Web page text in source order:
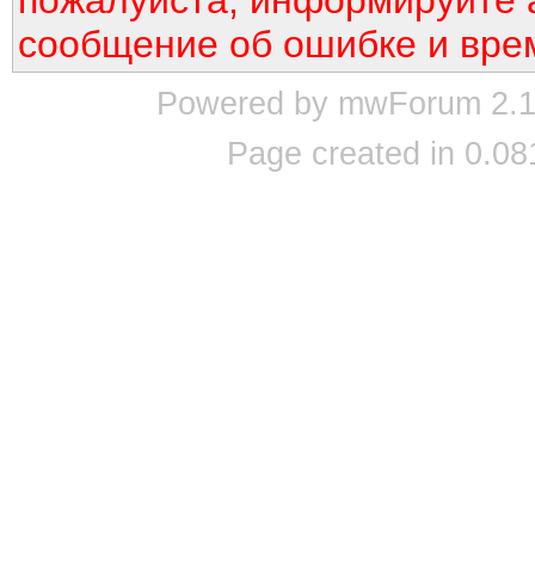
сообщение об ошибке и
Powered by mwForum
Page created in